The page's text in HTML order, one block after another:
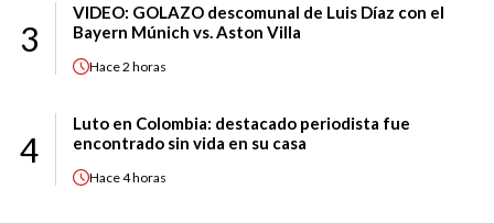
3
VIDEO: GOLAZO descomunal de Luis Díaz con el
Bayern Múnich vs. Aston Villa
Hace2 horas
4
Luto en Colombia: destacado periodista fue
encontrado sin vida en su casa
Hace4 horas